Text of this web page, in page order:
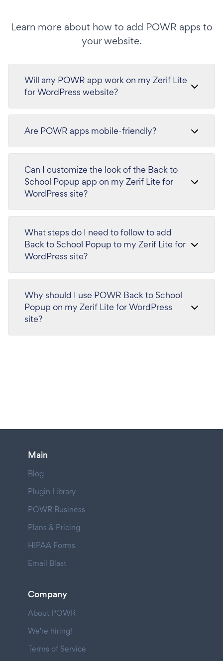
Learn more about how to add POWR apps to
your website.
Will any POWR app work on my Zerif Lite
for WordPress website?
Are POWR apps mobile-friendly?
Can I customize the look of the Back to
School Popup app on my Zerif Lite for
WordPress site?
What steps do I need to follow to add
Back to School Popup to my Zerif Lite for
WordPress site?
Why should I use POWR Back to School
Popup on my Zerif Lite for WordPress
site?
Main
Blog
Plugin Library
POWR Business
Plans & Pricing
HIPAA Forms
Email Blast
Company
About POWR
We're hiring!
Terms of Service